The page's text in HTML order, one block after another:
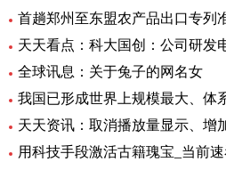
首趟郑州至东盟农产品出口专列
全球讯息：关于兔子的网名女
用科技手段激活古籍瑰宝_当前